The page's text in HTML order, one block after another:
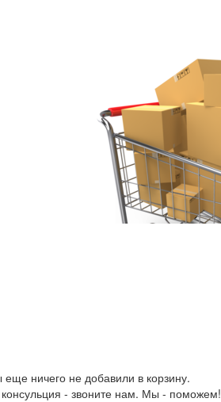
ничего не добавили в корзину.
- звоните нам. Мы - поможем!